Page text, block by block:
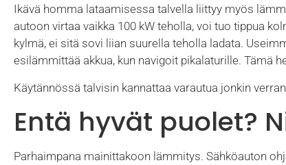
Ikävä homma lataamisessa talvella liittyy myös
autoon virtaa vaikka 100 kW teholla, voi tuo tippua
kylmä, ei sitä sovi liian suurella teholla ladata.
esilämmittää akkua, kun navigoit pikalaturille. Tämä
Käytännössä talvisin kannattaa varautua jonkin
Entä hyvät puolet?
Parhaimpana mainittakoon lämmitys. Sähköauton